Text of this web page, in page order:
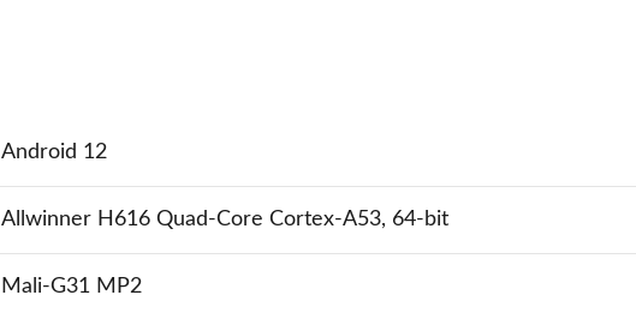
Android 12
Allwinner H616 Quad-Core Cortex-A53, 64-bit
Mali-G31 MP2